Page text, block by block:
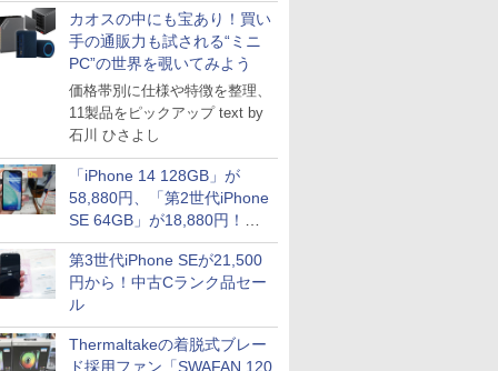
カオスの中にも宝あり！買い
手の通販力も試される“ミニ
PC”の世界を覗いてみよう
価格帯別に仕様や特徴を整理、
11製品をピックアップ text by
石川 ひさよし
「iPhone 14 128GB」が
58,880円、「第2世代iPhone
SE 64GB」が18,880円！中
古Bランク品セール
第3世代iPhone SEが21,500
円から！中古Cランク品セー
ル
Thermaltakeの着脱式ブレー
ド採用ファン「SWAFAN 120